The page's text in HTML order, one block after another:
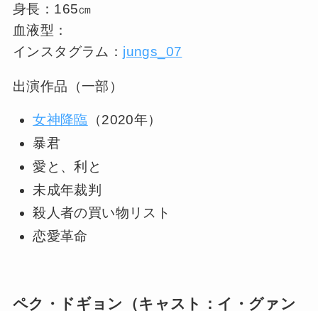
身長：165㎝
血液型：
インスタグラム： jungs_07
出演作品（一部）
女神降臨 （2020年）
暴君
愛と、利と
未成年裁判
殺人者の買い物リスト
恋愛革命
ペク・ドギョン（キャスト：イ・グァン